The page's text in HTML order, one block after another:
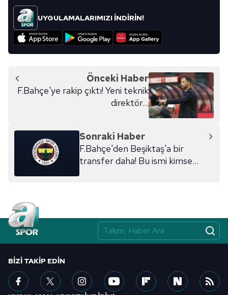
UYGULAMALARIMIZI İNDİRİN!
Önceki Haber
F.Bahçe'ye rakip çıktı! Yeni teknik
direktör...
Sonraki Haber
F.Bahçe'den Beşiktaş'a bir
transfer daha! Bu ismi kimse
BIZI TAKIP EDIN